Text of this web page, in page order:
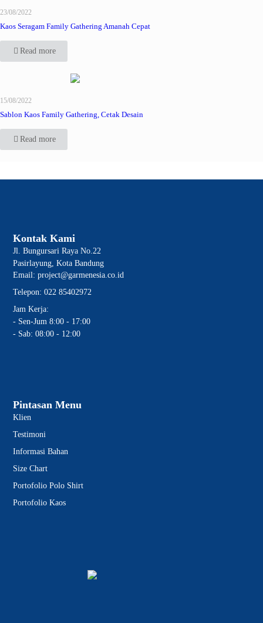
23/08/2022
Kaos Seragam Family Gathering Amanah Cepat
Read more
15/08/2022
Sablon Kaos Family Gathering, Cetak Desain
Read more
Pintasan Menu
Klien
Testimoni
Informasi Bahan
Size Chart
Portofolio Polo Shirt
Portofolio Kaos
Kontak Kami
Jl. Bungursari Raya No.22
Pasirlayung, Kota Bandung
Email: project@garmenesia.co.id
Telepon: 022 85402972
Jam Kerja:
- Sen-Jum 8:00 - 17:00
- Sab: 08:00 - 12:00